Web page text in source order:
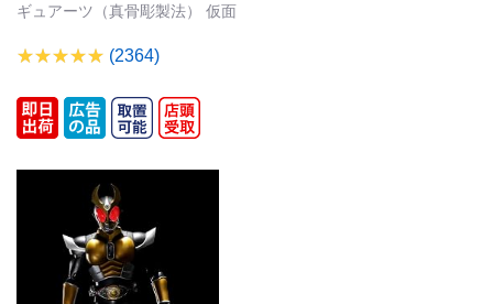
ギュアーツ（真骨彫製法） 仮面
(2364)